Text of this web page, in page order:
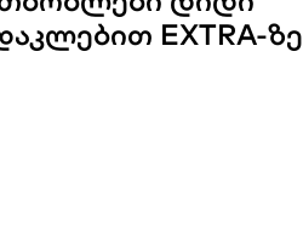
EXTRA-ᲖᲔ